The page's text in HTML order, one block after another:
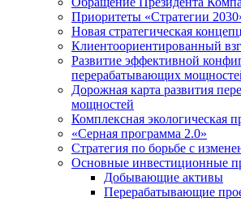
Приоритеты «Стратегии
Новая стратегическая
Клиентоориентированный
Развитие эффективной
перерабатывающих
Дорожная карта развития
мощностей
Комплексная экологическая
«Серная программа 2.0»
Стратегия по борьбе с
Основные инвестиционные
Добывающие активы
Перерабатывающие